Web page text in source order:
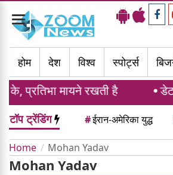
Toggle
navigation
होम
देश विश्व स्पोर्ट्स
प्रतिभा मायने रखती है
टॉप ट्रेंडिंग #ईरान-अमेरिका युद्ध
Home Mohan Yadav
Mohan Yadav